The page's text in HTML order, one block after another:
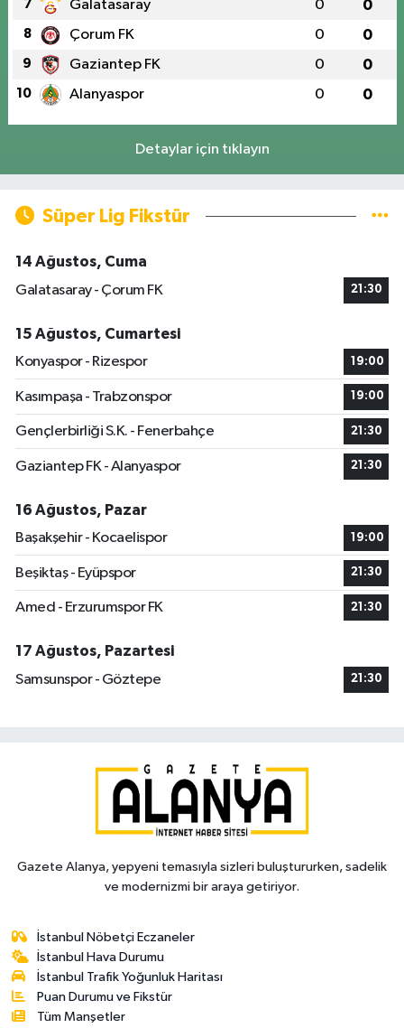
7 Galatasaray 0 0
8 Çorum FK 0 0
9 Gaziantep FK 0 0
10 Alanyaspor 0 0
Detaylar için tıklayın
Süper Lig Fikstür
14 Ağustos, Cuma
Galatasaray - Çorum FK
21:30
15 Ağustos, Cumartesi
Konyaspor - Rizespor
19:00
Kasımpaşa - Trabzonspor 19:00
Gençlerbirliği S.K. - Fenerbahçe 21:30
Gaziantep FK - Alanyaspor 21:30
16 Ağustos, Pazar
Başakşehir - Kocaelispor
19:00
Beşiktaş - Eyüpspor 21:30
Amed - Erzurumspor FK 21:30
17 Ağustos, Pazartesi
Samsunspor - Göztepe
21:30
Gazete Alanya, yepyeni temasıyla sizleri buluştururken, sadelik
ve modernizmi bir araya getiriyor.
İstanbul Nöbetçi Eczaneler
İstanbul Hava Durumu
İstanbul Trafik Yoğunluk Haritası
Puan Durumu ve Fikstür
Tüm Manşetler